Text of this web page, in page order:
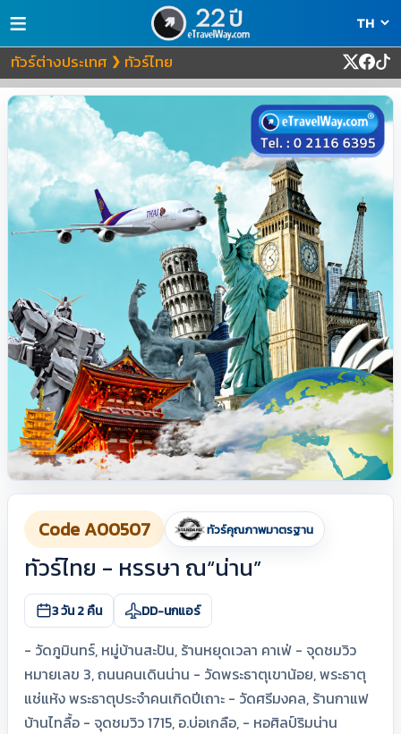
≡
ทัวร์ต่างประเทศ ❯ ทัวร์ไทย
Code A00507 ทัวร์คุณภาพมาตรฐาน
ทัวร์ไทย - หรรษา ณ“น่าน”
3 วัน 2 คืน DD-นกแอร์
- วัดภูมินทร์, หมู่บ้านสะปัน, ร้านหยุดเวลา คาเฟ่ - จุดชมวิว
หมายเลข 3, ถนนคนเดินน่าน - วัดพระธาตุเขาน้อย, พระธาตุ
แช่แห้ง พระธาตุประจำคนเกิดปีเถาะ - วัดศรีมงคล, ร้านกาแฟ
บ้านไทลื้อ - จุดชมวิว 1715, อ.บ่อเกลือ, - หอศิลป์ริมน่าน